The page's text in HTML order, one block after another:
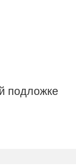
подложке